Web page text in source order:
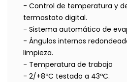
- Control de temperatura y
termostato digital.
- Sistema automático de
- Ángulos internos
limpieza.
- Temperatura de trabajo
- 2/+8ºC testado a 43ºC.